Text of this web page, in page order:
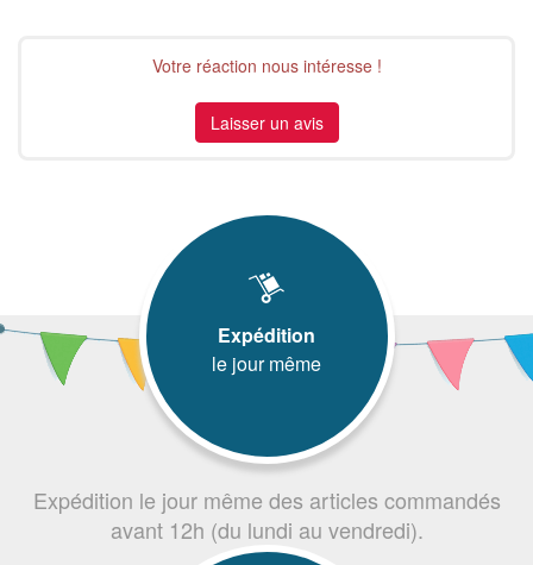
Votre réaction nous intéresse !
Laisser un avis
Expédition
le jour même
Expédition le jour même des articles commandés
avant 12h (du lundi au vendredi).